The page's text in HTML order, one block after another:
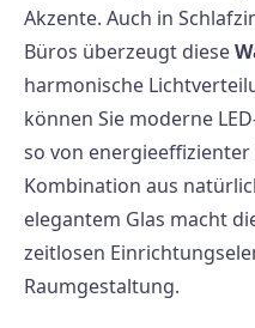
Akzente. Auch in
Büros überzeugt diese
harmonische
können Sie moderne
so von
Kombination aus
elegantem Glas macht
zeitlosen
Raumgestaltung.